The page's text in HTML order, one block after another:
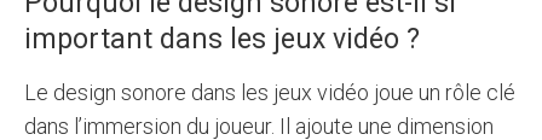
important dans les jeux vidéo ?
Le design sonore dans les jeux vidéo joue un rôle clé
dans l’immersion du joueur. Il ajoute une dimension